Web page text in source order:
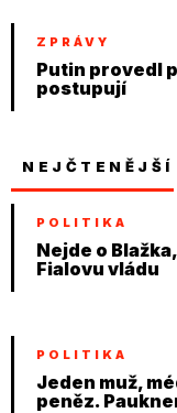
ZPRÁVY
Putin provedl
postupují
NEJČTENĚJŠÍ
POLITIKA
Nejde o
Fialovu vládu
POLITIKA
Jeden muž,
peněz.